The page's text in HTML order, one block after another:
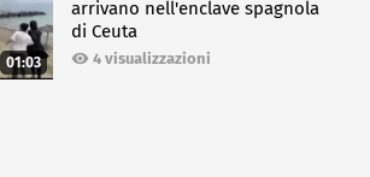
01:03
arrivano nell'enclave spagnola
di Ceuta
4 visualizzazioni